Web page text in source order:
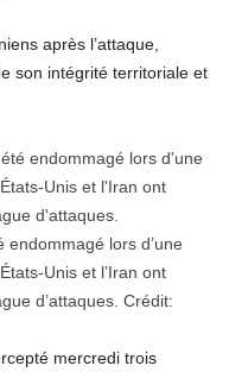
après l’attaque,
son intégrité territoriale et
endommagé lors d’une
Unis et l’Iran ont
d’attaques. Crédit:
mercredi trois